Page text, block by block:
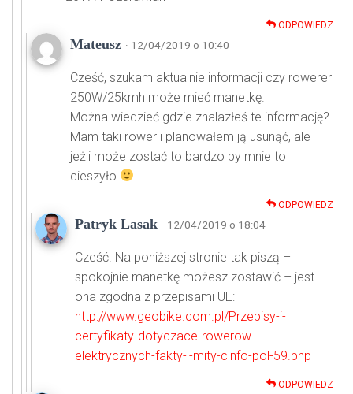
ODPOWIEDZ
Mateusz · 12/04/2019 o 10:40
Cześć, szukam aktualnie informacji czy rowerer
250W/25kmh może mieć manetkę.
Można wiedzieć gdzie znalazłeś te informację?
Mam taki rower i planowałem ją usunąć, ale
jeżli może zostać to bardzo by mnie to
cieszyło
ODPOWIEDZ
Patryk Lasak · 12/04/2019 o 18:04
Cześć. Na poniższej stronie tak piszą –
spokojnie manetkę możesz zostawić – jest
ona zgodna z przepisami UE:
http://www.geobike.com.pl/Przepisy-i-
certyfikaty-dotyczace-rowerow-
elektrycznych-fakty-i-mity-cinfo-pol-59.php
ODPOWIEDZ